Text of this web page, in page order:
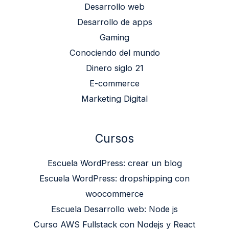
Desarrollo web
Desarrollo de apps
Gaming
Conociendo del mundo
Dinero siglo 21
E-commerce
Marketing Digital
Cursos
Escuela WordPress: crear un blog
Escuela WordPress: dropshipping con
woocommerce
Escuela Desarrollo web: Node js
Curso AWS Fullstack con Nodejs y React